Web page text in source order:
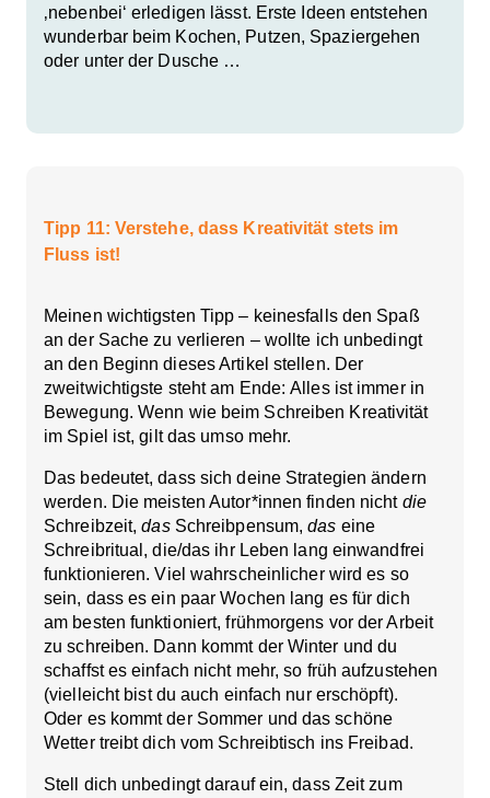
‚nebenbei‘ erledigen lässt. Erste Ideen entstehen
wunderbar beim Kochen, Putzen, Spaziergehen
oder unter der Dusche …
Tipp 11: Verstehe, dass Kreativität stets im
Fluss ist!
Meinen wichtigsten Tipp – keinesfalls den Spaß
an der Sache zu verlieren – wollte ich unbedingt
an den Beginn dieses Artikel stellen. Der
zweitwichtigste steht am Ende:Alles ist immer in
Bewegung. Wenn wie beim Schreiben Kreativität
im Spiel ist, gilt das umso mehr.
Das bedeutet, dass sich deine Strategien ändern
werden. Die meisten Autor*innen finden nicht die
Schreibzeit,dasSchreibpensum,das eine
Schreibritual, die/das ihr Leben lang einwandfrei
funktionieren. Viel wahrscheinlicher wird es so
sein, dass es ein paar Wochen lang es für dich
am besten funktioniert, frühmorgens vor der Arbeit
zu schreiben. Dann kommt der Winter und du
schaffst es einfach nicht mehr, so früh aufzustehen
(vielleicht bist du auch einfach nur erschöpft).
Oder es kommt der Sommer und das schöne
Wetter treibt dich vom Schreibtisch ins Freibad.
Stell dich unbedingt darauf ein, dass Zeit zum